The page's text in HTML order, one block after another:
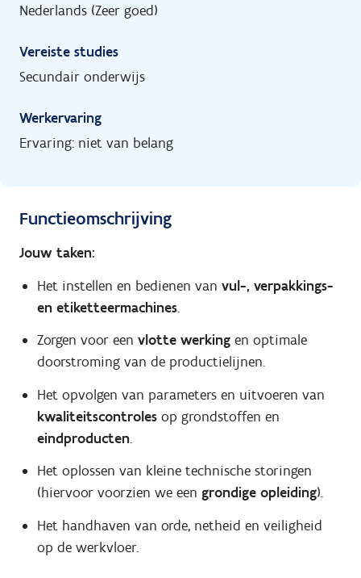
Nederlands (Zeer goed)
Vereiste studies
Secundair onderwijs
Werkervaring
Ervaring: niet van belang
Functieomschrijving
Jouw taken:
Het instellen en bedienen van vul-, verpakkings-
en etiketteermachines.
Zorgen voor een vlotte werkingen optimale
doorstroming van de productielijnen.
Het opvolgen van parameters en uitvoeren van
kwaliteitscontroles op grondstoffen en
eindproducten.
Het oplossen van kleine technische storingen
(hiervoor voorzien we een grondige opleiding).
Het handhaven van orde, netheid en veiligheid
op de werkvloer.